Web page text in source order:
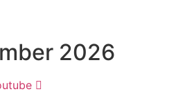
2026